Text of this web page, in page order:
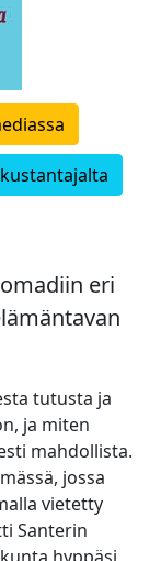
eri
tutusta ja
ja miten
mahdollista.
jossa
vietetty
Santerin